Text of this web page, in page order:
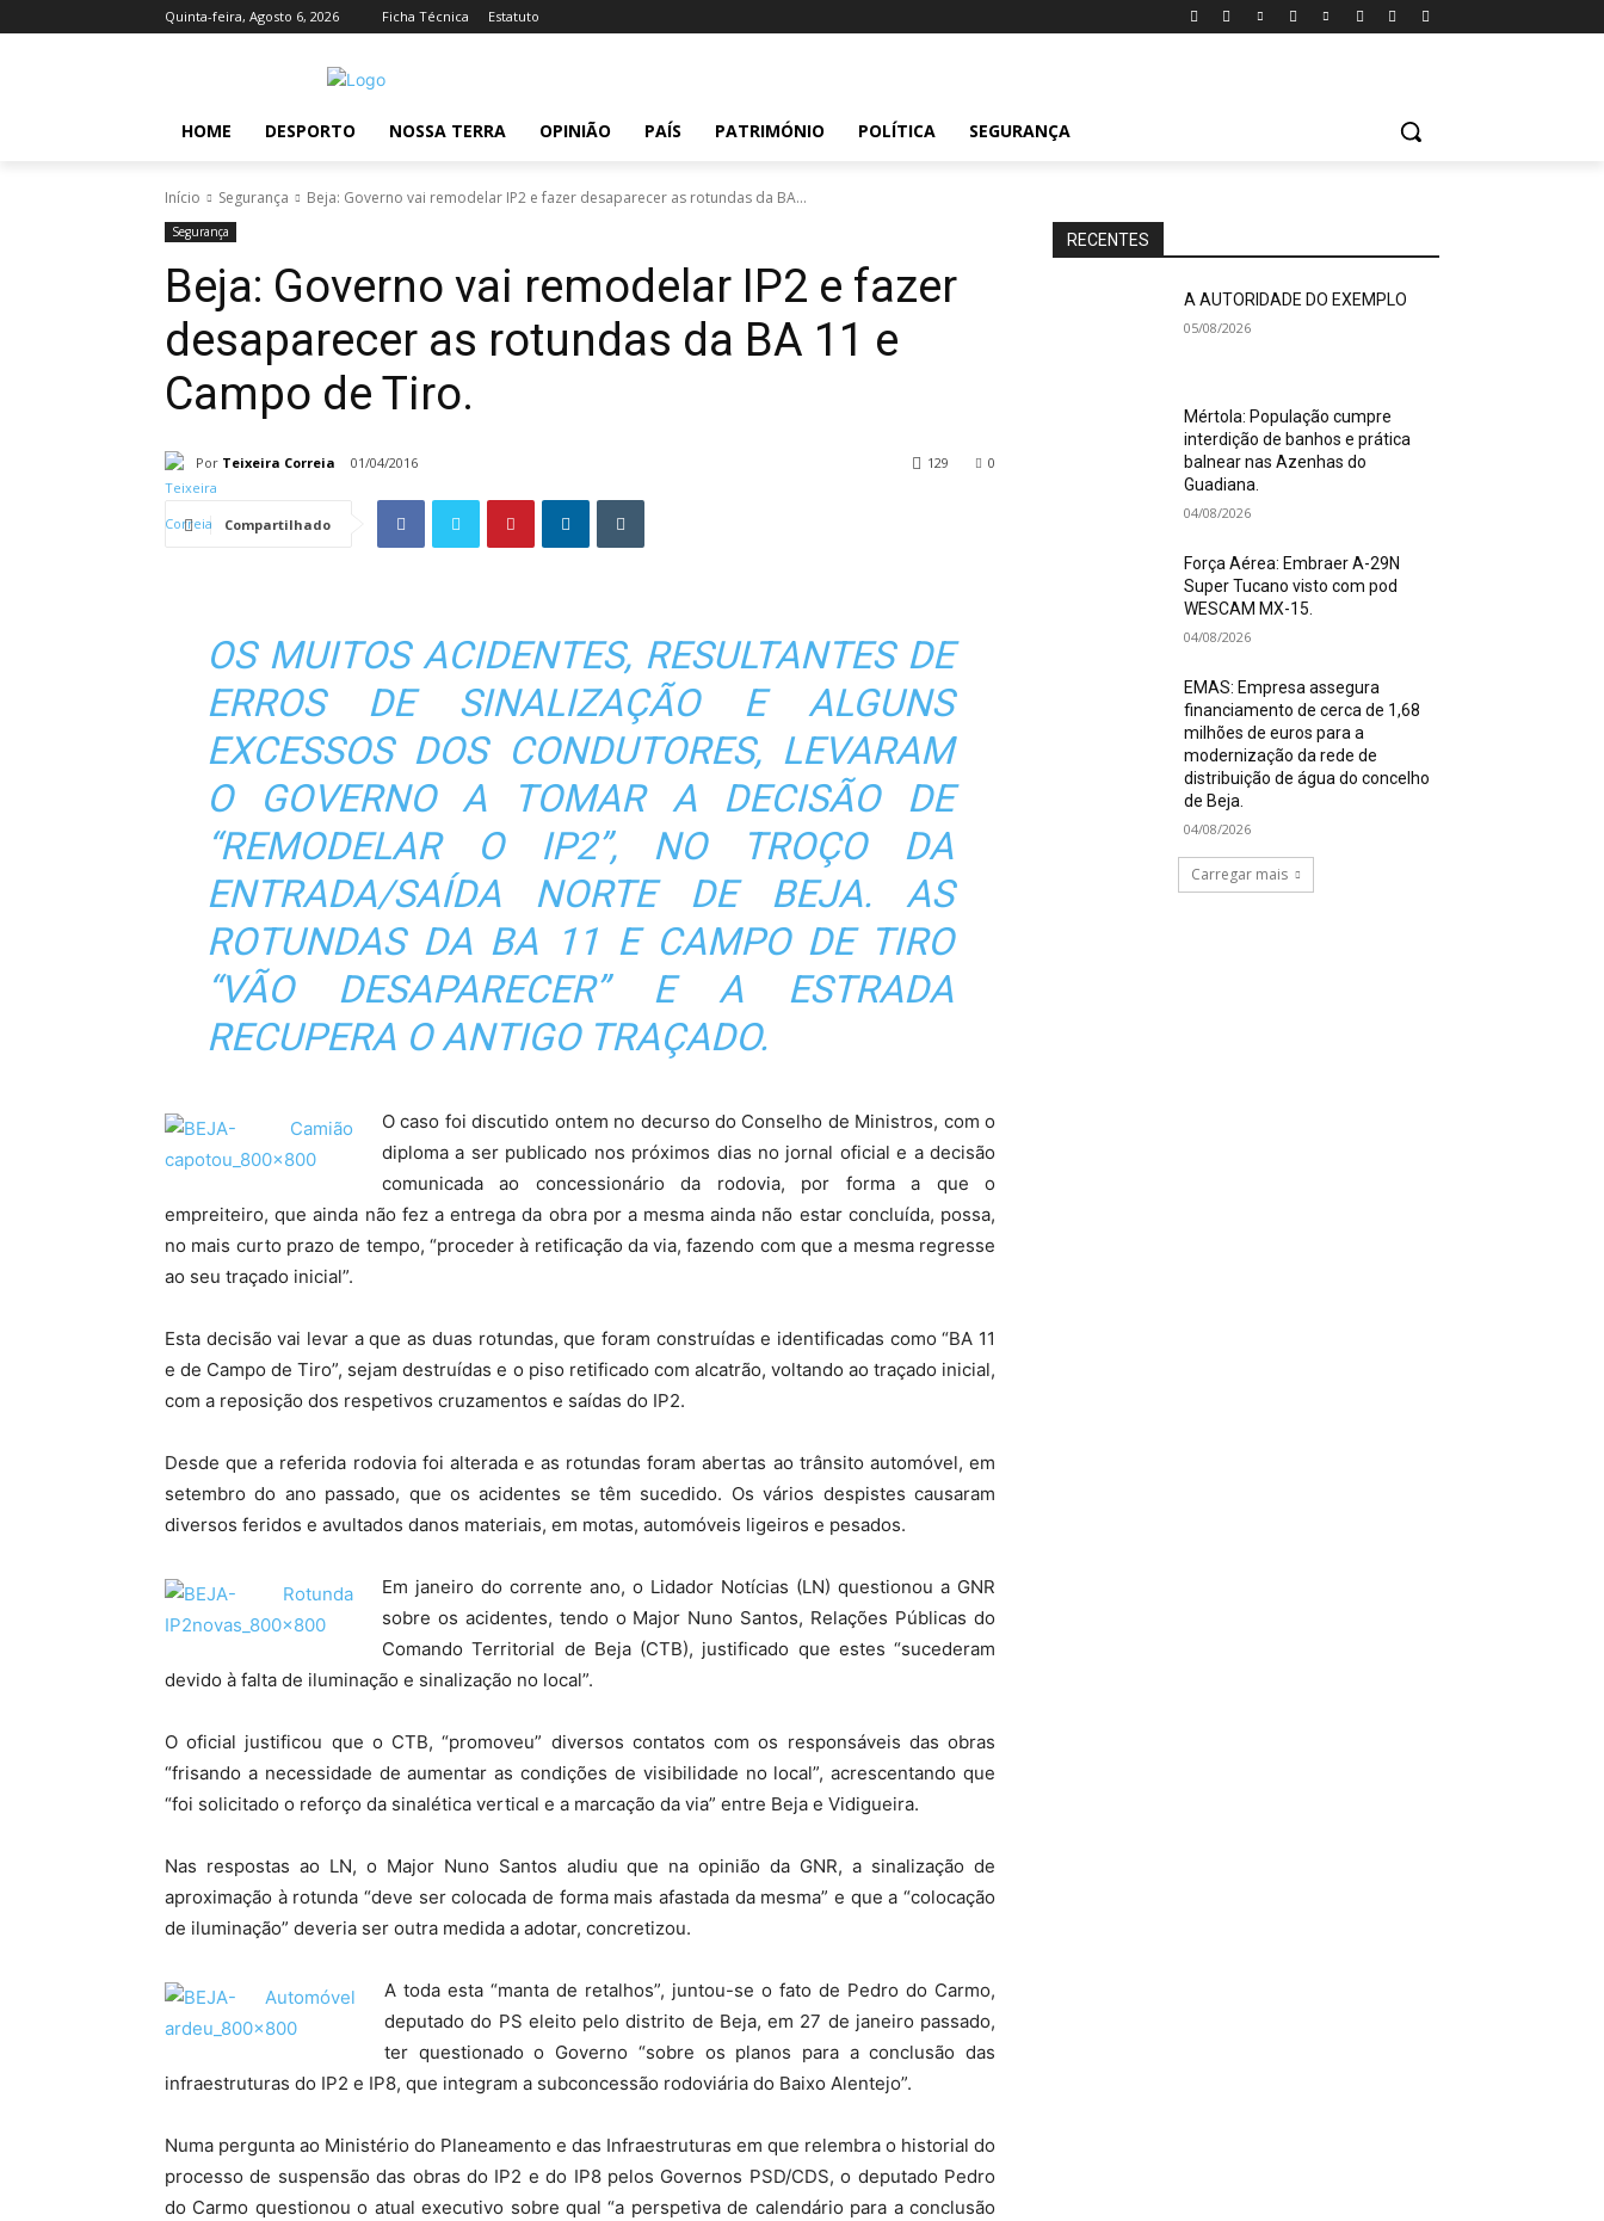
Quinta-feira, Agosto 6, 2026 Ficha Técnica Estatuto
HOME DESPORTO NOSSA TERRA OPINIÃO PAÍS PATRIMÓNIO POLÍTICA SEGURANÇA
Início Segurança Beja: Governo vai remodelar IP2 e fazer desaparecer as rotundas da BA...
Segurança
Beja: Governo vai remodelar IP2 e fazer
desaparecer as rotundas da BA 11 e
Campo de Tiro.
Por Teixeira Correia 01/04/2016 0
129
Compartilhado
OS MUITOS ACIDENTES, RESULTANTES DE
ERROS DE SINALIZAÇÃO E ALGUNS
EXCESSOS DOS CONDUTORES, LEVARAM
O GOVERNO A TOMAR A DECISÃO DE
“REMODELAR O IP2”, NO TROÇO DA
ENTRADA/SAÍDA NORTE DE BEJA. AS
ROTUNDAS DA BA 11 E CAMPO DE TIRO
“VÃO DESAPARECER” E A ESTRADA
RECUPERA O ANTIGO TRAÇADO.
O caso foi discutido ontem no decurso do Conselho de Ministros, com o
diploma a ser publicado nos próximos dias no jornal oficial e a decisão
comunicada ao concessionário da rodovia, por forma a que o
empreiteiro, que ainda não fez a entrega da obra por a mesma ainda não estar concluída, possa,
no mais curto prazo de tempo, “proceder à retificação da via, fazendo com que a mesma regresse
ao seu traçado inicial”.
Esta decisão vai levar a que as duas rotundas, que foram construídas e identificadas como “BA 11
e de Campo de Tiro”, sejam destruídas e o piso retificado com alcatrão, voltando ao traçado inicial,
com a reposição dos respetivos cruzamentos e saídas do IP2.
Desde que a referida rodovia foi alterada e as rotundas foram abertas ao trânsito automóvel, em
setembro do ano passado, que os acidentes se têm sucedido. Os vários despistes causaram
diversos feridos e avultados danos materiais, em motas, automóveis ligeiros e pesados.
Em janeiro do corrente ano, o Lidador Notícias (LN) questionou a GNR
sobre os acidentes, tendo o Major Nuno Santos, Relações Públicas do
Comando Territorial de Beja (CTB), justificado que estes “sucederam
devido à falta de iluminação e sinalização no local”.
O oficial justificou que o CTB, “promoveu” diversos contatos com os responsáveis das obras
“frisando a necessidade de aumentar as condições de visibilidade no local”, acrescentando que
“foi solicitado o reforço da sinalética vertical e a marcação da via” entre Beja e Vidigueira.
Nas respostas ao LN, o Major Nuno Santos aludiu que na opinião da GNR, a sinalização de
aproximação à rotunda “deve ser colocada de forma mais afastada da mesma” e que a “colocação
de iluminação” deveria ser outra medida a adotar, concretizou.
A toda esta “manta de retalhos”, juntou-se o fato de Pedro do Carmo,
deputado do PS eleito pelo distrito de Beja, em 27 de janeiro passado,
ter questionado o Governo “sobre os planos para a conclusão das
infraestruturas do IP2 e IP8, que integram a subconcessão rodoviária do Baixo Alentejo”.
Numa pergunta ao Ministério do Planeamento e das Infraestruturas em que relembra o historial do
processo de suspensão das obras do IP2 e do IP8 pelos Governos PSD/CDS, o deputado Pedro
do Carmo questionou o atual executivo sobre qual “a perspetiva de calendário para a conclusão
RECENTES
A AUTORIDADE DO EXEMPLO
05/08/2026
Mértola: População cumpre
interdição de banhos e prática
balnear nas Azenhas do
Guadiana.
04/08/2026
Força Aérea: Embraer A-29N
Super Tucano visto com pod
WESCAM MX-15.
04/08/2026
EMAS: Empresa assegura
financiamento de cerca de 1,68
milhões de euros para a
modernização da rede de
distribuição de água do concelho
de Beja.
04/08/2026
Carregar mais